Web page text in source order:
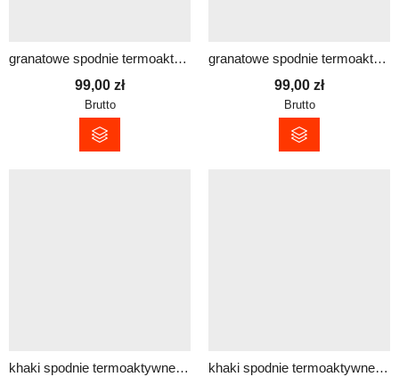
granatowe spodnie termoaktywne damskie
99,00 zł
Brutto
granatowe spodnie termoaktywne męskie
99,00 zł
Brutto
khaki spodnie termoaktywne damskie
khaki spodnie termoaktywne męskie